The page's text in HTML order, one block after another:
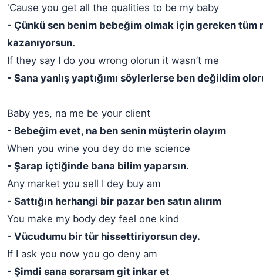
'Cause you get all the qualities to be my baby
- Çünkü sen benim bebeğim olmak için gereken
kazanıyorsun.
If they say I do you wrong olorun it wasn’t me
- Sana yanlış yaptığımı söylerlerse ben değildim
Baby yes, na me be your client
- Bebeğim evet, na ben senin müşterin olayım
When you wine you dey do me science
- Şarap içtiğinde bana bilim yaparsın.
Any market you sell I dey buy am
- Sattığın herhangi bir pazar ben satın alırım
You make my body dey feel one kind
- Vücudumu bir tür hissettiriyorsun dey.
If I ask you now you go deny am
- Şimdi sana sorarsam git inkar et